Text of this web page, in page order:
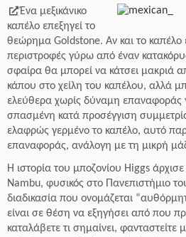
Ένα μεξικάνικο
καπέλο επεξηγεί το
θεώρημα Goldstone. Αν και το καπέλο
περιστροφές γύρω από έναν
σφαίρα θα μπορεί να κάτσει μακριά
κάπου στο χείλη του καπέλου, αλλά
ελεύθερα χωρίς δύναμη επαναφοράς
σπασμένη κατά προσέγγιση συμμετρία
ελαφρώς γερμένο το καπέλο, αυτό
επαναφοράς, ανάλογη με τη μικρή
Η ιστορία του μποζονίου Higgs
Nambu, φυσικός στο Πανεπιστήμιο
διαδικασία που ονομάζεται
είναι σε θέση να εξηγήσει από που
καταλάβετε τι σημαίνει,